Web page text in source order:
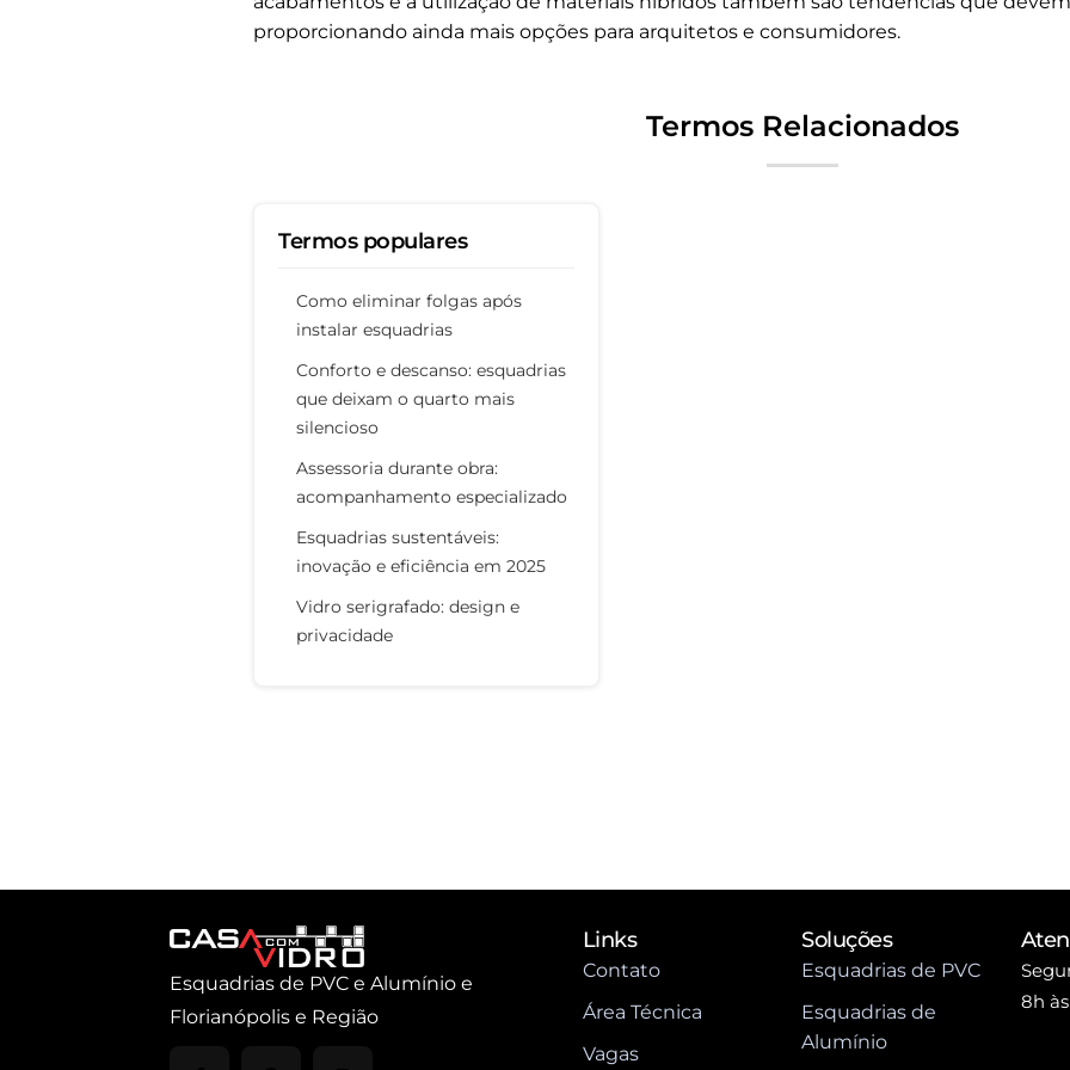
proporcionando ainda mais opções para arquitetos e consumidores.
Termos Relacionados
Termos populares
Como eliminar folgas após
instalar esquadrias
Conforto e descanso: esquadrias
que deixam o quarto mais
silencioso
Assessoria durante obra:
acompanhamento especializado
Esquadrias sustentáveis:
inovação e eficiência em 2025
Vidro serigrafado: design e
privacidade
Esquadrias de PVC e Alumínio e
Florianópolis e Região
Links
Contato
Área Técnica
Vagas
Soluções
Esquadrias de PVC
Esquadrias de
Alumínio
8h às